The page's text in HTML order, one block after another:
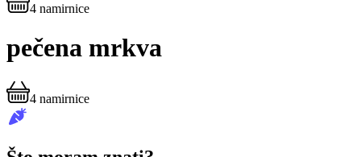
4 namirnice
pečena mrkva
4 namirnice